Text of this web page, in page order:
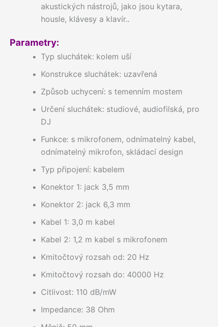
akustických nástrojů, jako jsou kytara,
housle, klávesy a klavír..
Parametry:
Typ sluchátek: kolem uší
Konstrukce sluchátek: uzavřená
Způsob uchycení: s temenním mostem
Určení sluchátek: studiové, audiofilská, pro
DJ
Funkce: s mikrofonem, odnímatelný kabel,
odnímatelný mikrofon, skládací design
Typ připojení: kabelem
Konektor 1: jack 3,5 mm
Konektor 2: jack 6,3 mm
Kabel 1: 3,0 m kabel
Kabel 2: 1,2 m kabel s mikrofonem
Kmitočtový rozsah od: 20 Hz
Kmitočtový rozsah do: 40000 Hz
Citlivost: 110 dB/mW
Impedance: 38 Ohm